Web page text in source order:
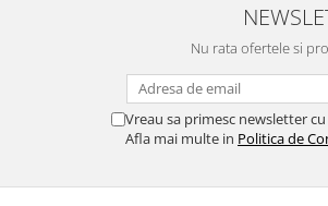
Nu rata ofertele si
Vreau sa primesc newsletter
Afla mai multe in Politica de